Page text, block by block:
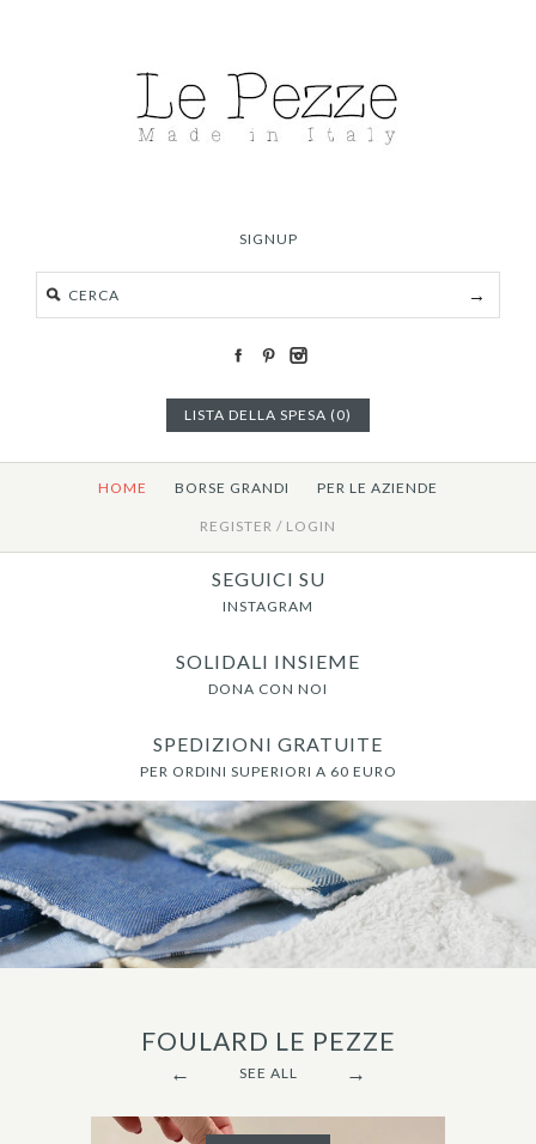
SIGNUP
LISTA DELLA SPESA (0)
HOME BORSE GRANDI PER LE AZIENDE
REGISTER / LOGIN
SEGUICI SU
INSTAGRAM
SOLIDALI INSIEME
DONA CON NOI
SPEDIZIONI GRATUITE
PER ORDINI SUPERIORI A 60 EURO
FOULARD LE PEZZE
← SEE ALL →